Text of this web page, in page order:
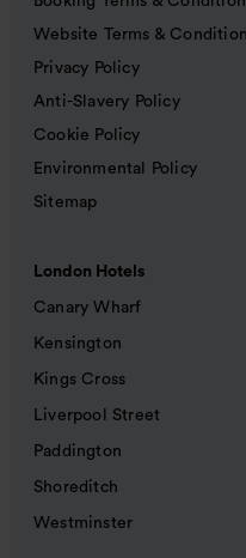
Website Terms &
Privacy Policy
Anti-Slavery Policy
Cookie Policy
Environmental Policy
Sitemap
London Hotels
Canary Wharf
Kensington
Kings Cross
Liverpool Street
Paddington
Shoreditch
Westminster